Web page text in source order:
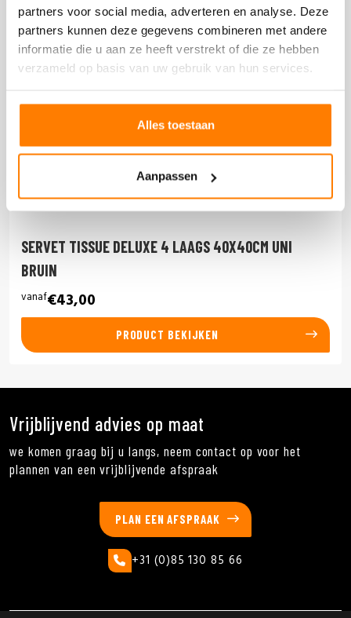
partners voor social media, adverteren en analyse. Deze
partners kunnen deze gegevens combineren met andere
informatie die u aan ze heeft verstrekt of die ze hebben
verzameld op basis van uw gebruik van hun services.
Alles toestaan
Aanpassen
SERVET TISSUE DELUXE 4 LAAGS 40X40CM UNI
BRUIN
vanaf€43,00
PRODUCT BEKIJKEN
Vrijblijvend advies op maat
we komen graag bij u langs, neem contact op voor het
plannen van een vrijblijvende afspraak
PLAN EEN AFSPRAAK
+31 (0)85 130 85 66